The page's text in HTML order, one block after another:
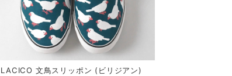
LACICO 文鳥スリッポン (ビリジアン)